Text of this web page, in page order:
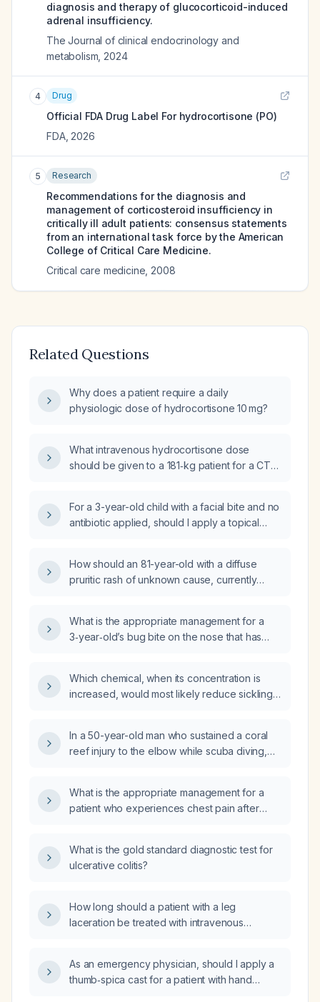
diagnosis and therapy of glucocorticoid-induced
adrenal insufficiency.
The Journal of clinical endocrinology and
metabolism 2024
4 Drug
Official FDA Drug Label For hydrocortisone (PO)
FDA, 2026
5 Research
Recommendations for the diagnosis and
management of corticosteroid insufficiency in
critically ill adult patients: consensus statements
from an international task force by the American
College of Critical Care Medicine.
Critical care medicine 2008
Related Questions
Why does a patient require a daily
physiologic dose of hydrocortisone 10 mg?
What intravenous hydrocortisone dose
should be given to a 181‑kg patient for a CT
For a 3-year-old child with a facial bite and no
antibiotic applied, should I apply a topical
How should an 81-year-old with a diffuse
pruritic rash of unknown cause, currently
What is the appropriate management for a
3‑year‑old’s bug bite on the nose that has
Which chemical, when its concentration is
increased, would most likely reduce sickling
In a 50-year-old man who sustained a coral
reef injury to the elbow while scuba diving,
What is the appropriate management for a
patient who experiences chest pain after
What is the gold standard diagnostic test for
ulcerative colitis?
How long should a patient with a leg
laceration be treated with intravenous
As an emergency physician, should I apply a
thumb‑spica cast for a patient with hand